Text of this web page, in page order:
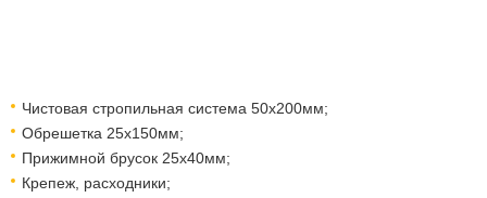
Чистовая стропильная система 50х200мм;
Обрешетка 25х150мм;
Прижимной брусок 25х40мм;
Крепеж, расходники;